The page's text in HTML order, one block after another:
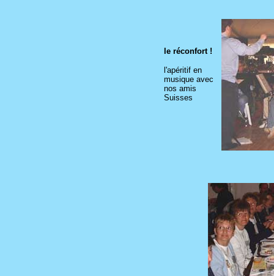
le réconfort !
l'apéritif en
musique avec
nos amis
Suisses